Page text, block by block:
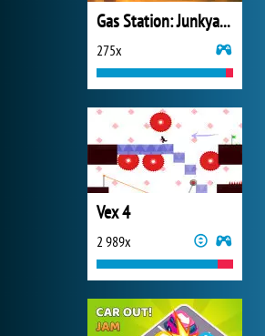
Gas Station: Junkyard Tycoon
275x
Vex 4
2 989x